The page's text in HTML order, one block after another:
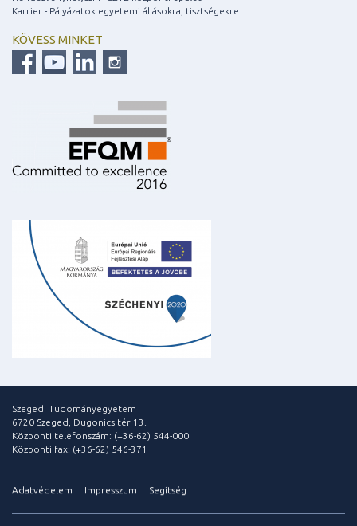
Karrier - Pályázatok egyetemi állásokra, tisztségekre
KÖVESS MINKET
Szegedi Tudományegyetem
6720 Szeged, Dugonics tér 13.
Központi telefonszám: (+36-62) 544-000
Központi fax: (+36-62) 546-371
Adatvédelem Impresszum Segítség